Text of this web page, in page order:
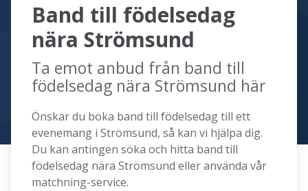
Band till födelsedag
nära Strömsund
Ta emot anbud från band till
födelsedag nära Strömsund här
Önskar du boka band till födelsedag till ett
evenemang i Strömsund, så kan vi hjälpa dig.
Du kan antingen söka och hitta band till
födelsedag nära Strömsund eller använda vår
matchning-service.